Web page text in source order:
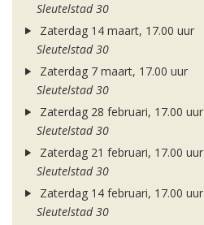
Sleutelstad 30
Zaterdag 14 maart, 17.00 uur
Sleutelstad 30
Zaterdag 7 maart, 17.00 uur
Sleutelstad 30
Zaterdag 28 februari, 17.00 uur
Sleutelstad 30
Zaterdag 21 februari, 17.00 uur
Sleutelstad 30
Zaterdag 14 februari, 17.00 uur
Sleutelstad 30